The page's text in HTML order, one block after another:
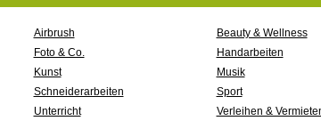
Airbrush Beauty & Wellness
Foto & Co.
Handarbeiten
Kunst
Musik
Schneiderarbeiten
Sport
Unterricht
Verleihen &